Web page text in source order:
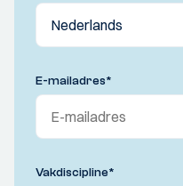
E-mailadres*
Vakdiscipline*